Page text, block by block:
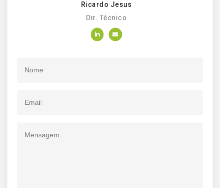
Ricardo Jesus
Dir. Técnico